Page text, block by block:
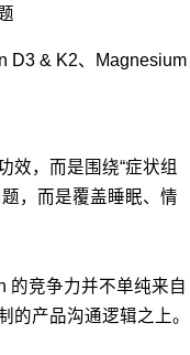
D3 & K2、Magnesium
效，而是围绕“症状组
，而是覆盖睡眠、情
的竞争力并不单纯来自
的产品沟通逻辑之上。